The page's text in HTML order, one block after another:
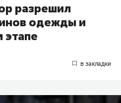
разрешил
одежды и
этапе